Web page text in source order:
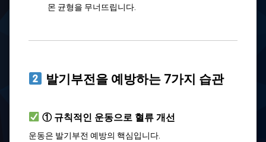
몬 균형을 무너뜨립니다.
발기부전을 예방하는 7가지 습관
① 규칙적인 운동으로 혈류 개선
운동은 발기부전 예방의 핵심입니다.